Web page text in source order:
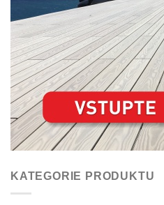
KATEGORIE PRODUKTU